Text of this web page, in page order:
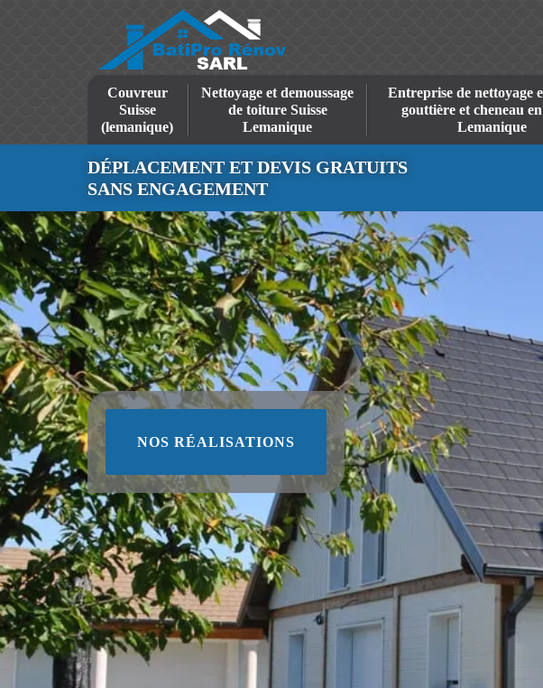
Couvreur
Suisse
(lemanique)
Nettoyage et demoussage
de toiture Suisse
Lemanique
Entreprise de nettoyage
gouttière et cheneau en
Lemanique
DÉPLACEMENT ET DEVIS GRATUITS
SANS ENGAGEMENT
NOS RÉALISATIONS